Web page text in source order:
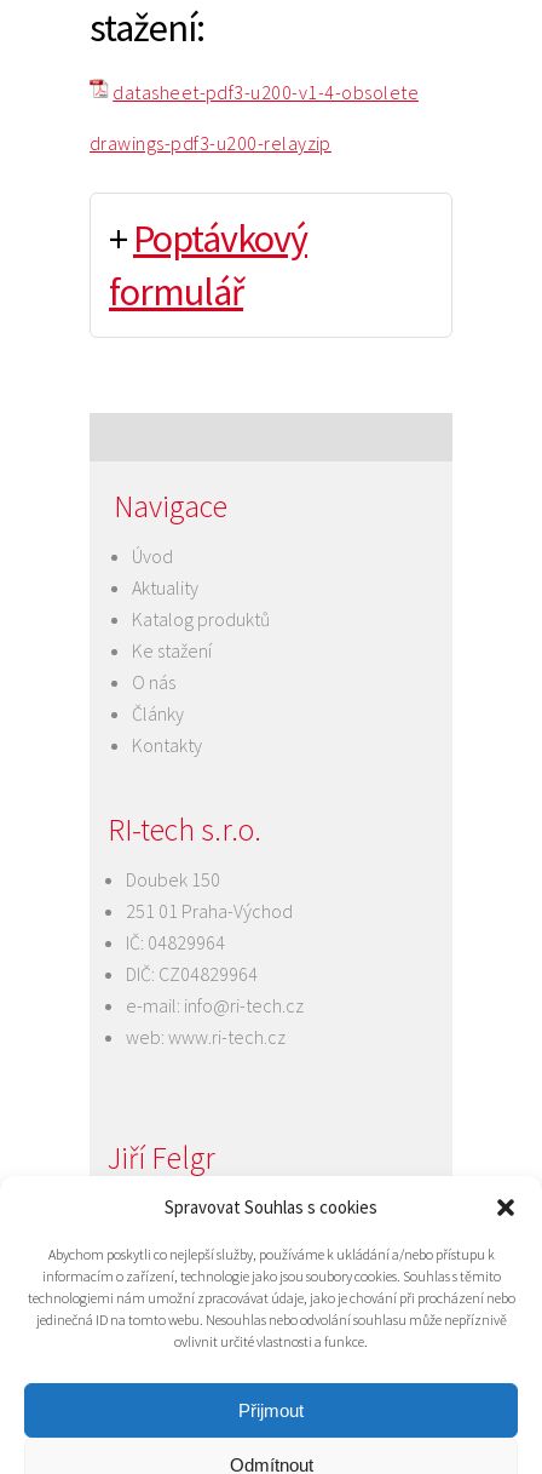
Spravovat Souhlas s cookies
Abychom poskytli co nejlepší služby, používáme k ukládání a/nebo přístupu k
informacím o zařízení, technologie jako jsou soubory cookies. Souhlas s těmito
technologiemi nám umožní zpracovávat údaje, jako je chování při procházení nebo
jedinečná ID na tomto webu. Nesouhlas nebo odvolání souhlasu může nepříznivě
ovlivnit určité vlastnosti a funkce.
Přijmout
Odmítnout
stažení:
datasheet-pdf3-u200-v1-4-obsolete
drawings-pdf3-u200-relayzip
+ Poptávkový
formulář
Navigace
Úvod
Aktuality
Katalog produktů
Ke stažení
O nás
Články
Kontakty
RI-tech s.r.o.
Doubek 150
251 01 Praha-Východ
IČ: 04829964
DIČ: CZ04829964
e-mail: info@ri-tech.cz
web: www.ri-tech.cz
Jiří Felgr
Jednatel společnosti
e-mail:info@ri-tech.cz